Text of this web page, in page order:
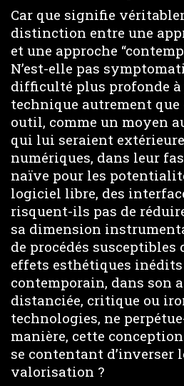
Car que signifie
distinction entre une
et une approche
N’est-elle pas
difficulté plus profonde à
technique autrement
outil, comme un moyen
qui lui seraient
numériques, dans leur
naïve pour les
logiciel libre, des
risquent-ils pas de
sa dimension
de procédés susceptibles
effets esthétiques inédits
contemporain, dans son
distanciée, critique ou
technologies, ne
manière, cette
se contentant d’inverser
valorisation ?